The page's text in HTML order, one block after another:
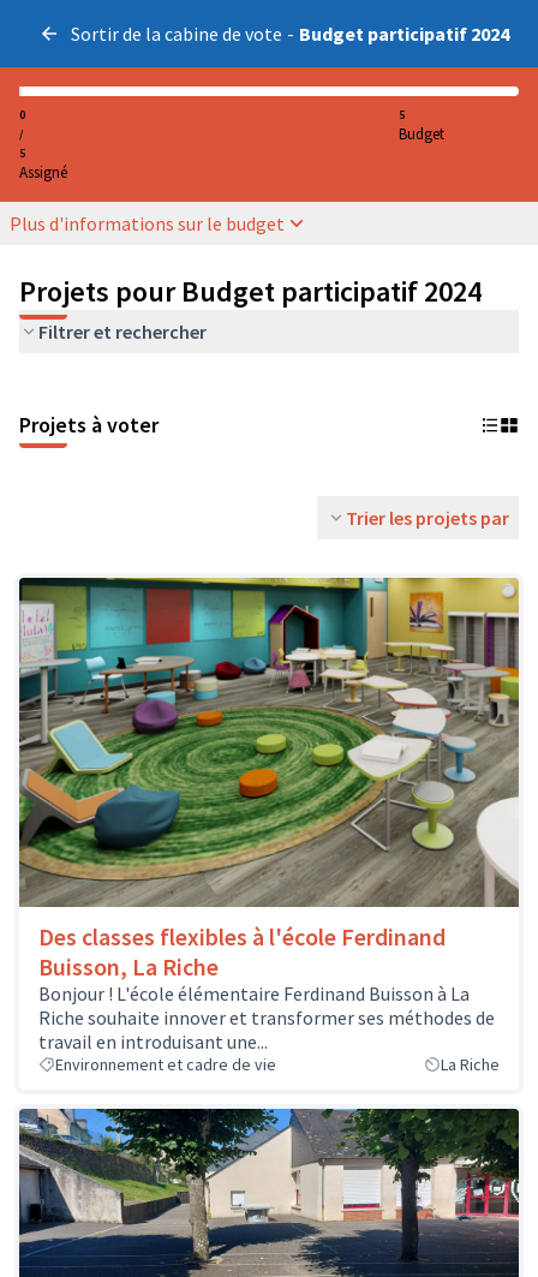
Sortir de la cabine de vote - Budget participatif 2024
0
/
5
Assigné
5
Budget
Plus d'informations sur le budget
Projets pour Budget participatif 2024
Filtrer et rechercher
Projets à voter
Trier les projets par
Des classes flexibles à l'école Ferdinand
Buisson, La Riche
Bonjour ! L'école élémentaire Ferdinand Buisson à La
Riche souhaite innover et transformer ses méthodes de
travail en introduisant une...
Environnement et cadre de vie La Riche